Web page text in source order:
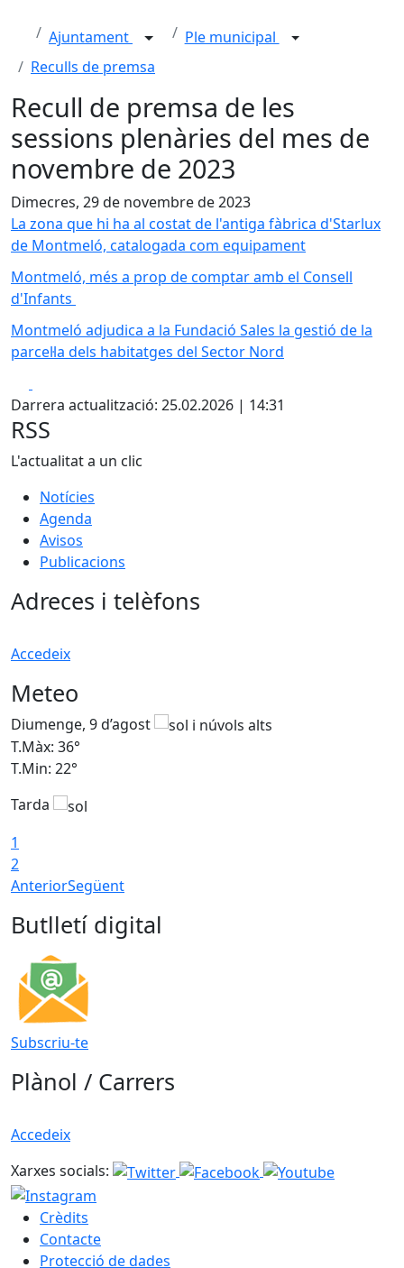
Ajuntament
Ple municipal
Reculls de premsa
Recull de premsa de les
sessions plenàries del mes de
novembre de 2023
Dimecres, 29 de novembre de 2023
La zona que hi ha al costat de l'antiga fàbrica d'Starlux
de Montmeló, catalogada com equipament
Montmeló, més a prop de comptar amb el Consell
d'Infants
Montmeló adjudica a la Fundació Sales la gestió de la
parcel·la dels habitatges del Sector Nord
Darrera actualització: 25.02.2026 | 14:31
RSS
L'actualitat a un clic
Notícies
Agenda
Avisos
Publicacions
Adreces i telèfons
Accedeix
Meteo
Diumenge, 9 d’agost
T.Màx: 36°
T.Min: 22°
Tarda
1
2
AnteriorSegüent
Butlletí digital
Subscriu-te
Plànol / Carrers
Accedeix
Xarxes socials:
Crèdits
Contacte
Protecció de dades